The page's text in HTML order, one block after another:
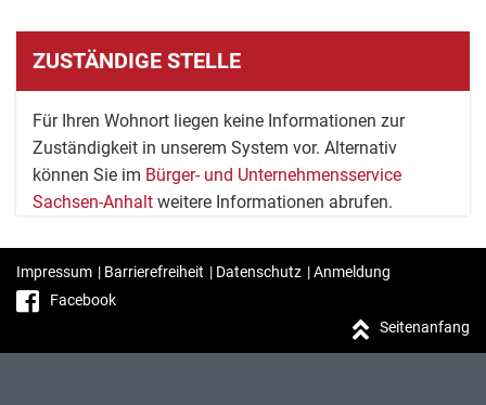
ZUSTÄNDIGE STELLE
Für Ihren Wohnort liegen keine Informationen zur
Zuständigkeit in unserem System vor. Alternativ
können Sie im Bürger- und Unternehmensservice
Sachsen-Anhalt weitere Informationen abrufen.
Impressum | Barrierefreiheit | Datenschutz |Anmeldung
Facebook
Seitenanfang